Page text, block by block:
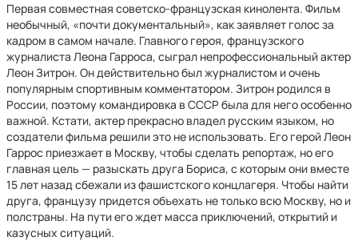
Первая совместная советско-французская кинолента. Фильм
необычный, «почти документальный», как заявляет голос за
кадром в самом начале. Главного героя, французского
журналиста Леона Гарроса, сыграл непрофессиональный актер
Леон Зитрон. Он действительно был журналистом и очень
популярным спортивным комментатором. Зитрон родился в
России, поэтому командировка в СССР была для него особенно
важной. Кстати, актер прекрасно владел русским языком, но
создатели фильма решили это не использовать. Его герой Леон
Гаррос приезжает в Москву, чтобы сделать репортаж, но его
главная цель — разыскать друга Бориса, с которым они вместе
15 лет назад сбежали из фашистского концлагеря. Чтобы найти
друга, французу придется объехать не только всю Москву, но и
полстраны. На пути его ждет масса приключений, открытий и
казусных ситуаций.